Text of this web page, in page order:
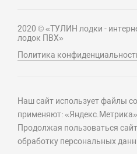
2020 © «ТУЛИН лодки -
лодок ПВХ»
Политика
Наш сайт использует файлы
применяют: «Яндекс.Метрика»
Продолжая пользоваться
обработку персональных